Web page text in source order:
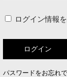
ログイン情報
パスワードをお忘れ